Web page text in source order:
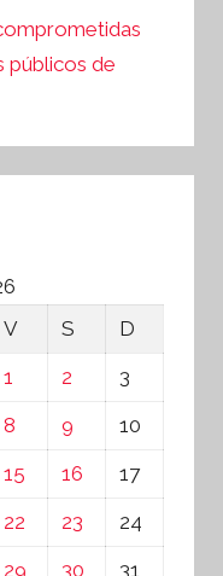
públicos de
V S
D
1
2
3
8 9
10
15 16
17
22 23
24
29 30 31